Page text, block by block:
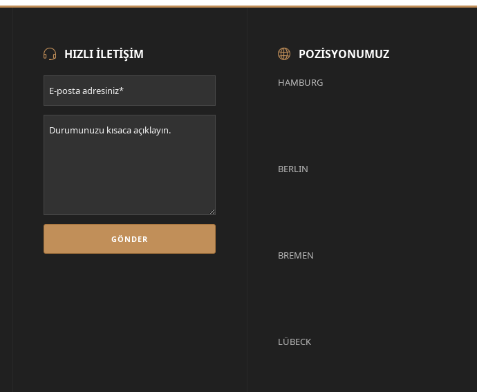
HIZLI ILETIŞIM POZISYONUMUZ
HAMBURG
BERLIN
BREMEN
LÜBECK